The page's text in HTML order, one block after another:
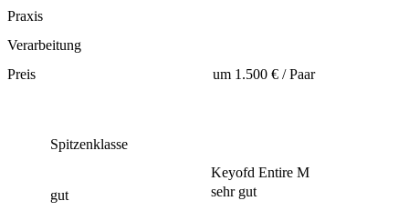
Praxis
Verarbeitung
Preis
um 1.500 € / Paar
Spitzenklasse
Keyofd Entire M
sehr gut
gut